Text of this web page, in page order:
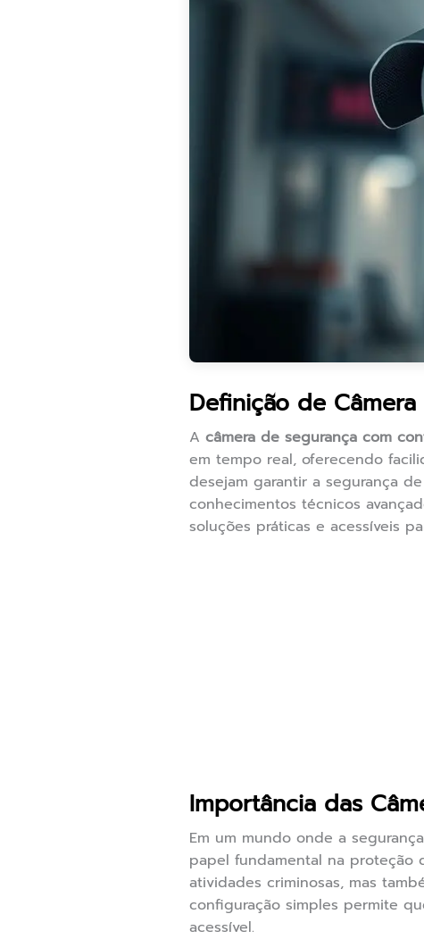
Definição de
A câmera de segurança com
em tempo real, oferecendo
desejam garantir a segurança
conhecimentos técnicos
soluções práticas e acessíveis
Importância das
Em um mundo onde a
papel fundamental na proteção
atividades criminosas, mas
configuração simples permite
acessível.